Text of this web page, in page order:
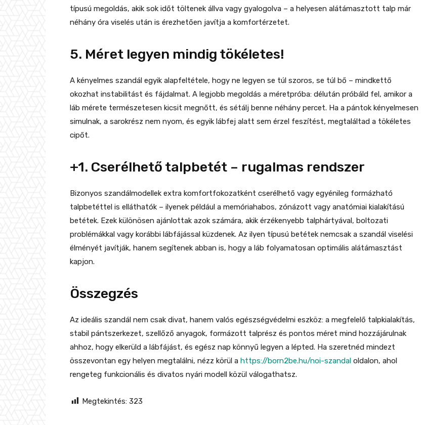
típusú megoldás, akik sok időt töltenek állva vagy gyalogolva – a helyesen alátámasztott talp már
néhány óra viselés után is érezhetően javítja a komfortérzetet.
5. Méret legyen mindig tökéletes!
A kényelmes szandál egyik alapfeltétele, hogy ne legyen se túl szoros, se túl bő – mindkettő
okozhat instabilitást és fájdalmat. A legjobb megoldás a méretpróba: délután próbáld fel, amikor a
láb mérete természetesen kicsit megnőtt, és sétálj benne néhány percet. Ha a pántok kényelmesen
simulnak, a sarokrész nem nyom, és egyik lábfej alatt sem érzel feszítést, megtaláltad a tökéletes
cipőt.
+1. Cserélhető talpbetét – rugalmas rendszer
Bizonyos szandálmodellek extra komfortfokozatként cserélhető vagy egyénileg formázható
talpbetéttel is elláthatók – ilyenek például a memóriahabos, zónázott vagy anatómiai kialakítású
betétek. Ezek különösen ajánlottak azok számára, akik érzékenyebb talphártyával, boltozati
problémákkal vagy korábbi lábfájással küzdenek. Az ilyen típusú betétek nemcsak a szandál viselési
élményét javítják, hanem segítenek abban is, hogy a láb folyamatosan optimális alátámasztást
kapjon.
Összegzés
Az ideális szandál nem csak divat, hanem valós egészségvédelmi eszköz: a megfelelő talpkialakítás,
stabil pántszerkezet, szellőző anyagok, formázott talprész és pontos méret mind hozzájárulnak
ahhoz, hogy elkerüld a lábfájást, és egész nap könnyű legyen a lépted. Ha szeretnéd mindezt
összevontan egy helyen megtalálni, nézz körül a https://born2be.hu/noi-szandal oldalon, ahol
rengeteg funkcionális és divatos nyári modell közül válogathatsz.
Megtekintés: 323